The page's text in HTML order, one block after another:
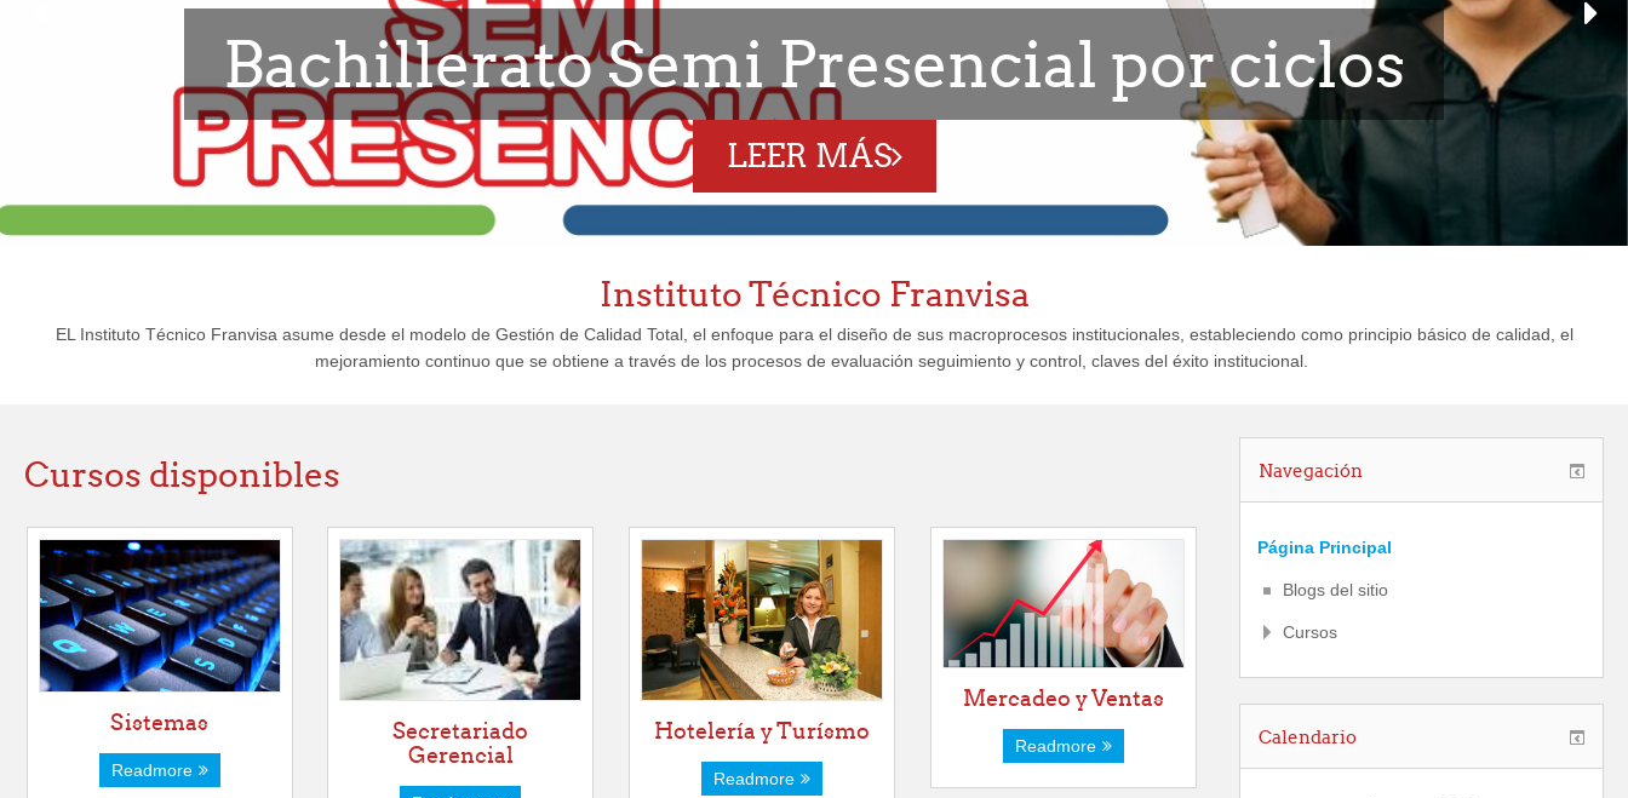
Bachillerato Semi Presencial por ciclos
LEER MÁS
Instituto Técnico Franvisa
EL Instituto Técnico Franvisa asume desde el modelo de Gestión de Calidad Total, el enfoque para el diseño de sus macroprocesos institucionales, estableciendo como principio básico de calidad, el
mejoramiento continuo que se obtiene a través de los procesos de evaluación seguimiento y control, claves del éxito institucional.
Cursos disponibles
Sistemas
Readmore
Secretariado
Gerencial
Hotelería y Turísmo
Readmore
Mercadeo y Ventas
Readmore
Navegación
Página Principal
Blogs del sitio
Cursos
Calendario